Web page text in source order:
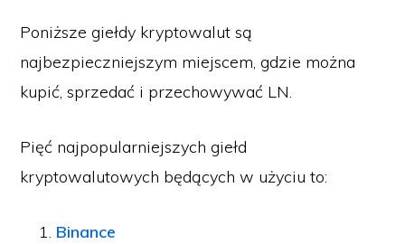
Poniższe giełdy kryptowalut są
najbezpieczniejszym miejscem, gdzie można
kupić, sprzedać i przechowywać LN.
Pięć najpopularniejszych giełd
kryptowalutowych będących w użyciu to:
Binance